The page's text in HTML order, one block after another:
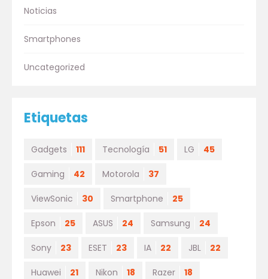
Noticias
Smartphones
Uncategorized
Etiquetas
Gadgets 111 Tecnología 51 LG 45
Gaming 42 Motorola 37
ViewSonic 30 Smartphone 25
Epson 25 ASUS 24 Samsung 24
Sony 23 ESET 23 IA 22 JBL 22
Huawei 21 Nikon 18 Razer 18